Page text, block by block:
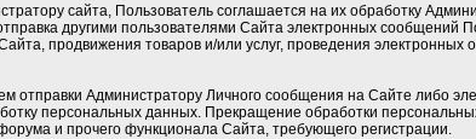
сайта, Пользователь соглашается на их обработку
другими пользователями Сайта электронных
продвижения товаров и/или услуг, проведения
отправки Администратору Личного сообщения на Сайте либо
персональных данных. Прекращение обработки
и прочего функционала Сайта, требующего регистрации.